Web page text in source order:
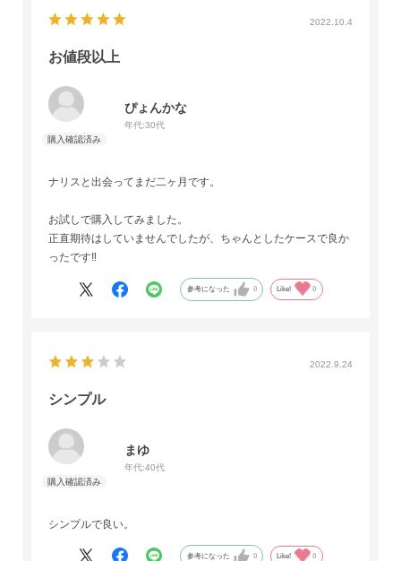
2022.10.4
お値段以上
ぴょんかな
年代:30代
ナリスと出会ってまだ二ヶ月です。
お試しで購入してみました。
正直期待はしていませんでしたが、ちゃんとしたケースで良か
ったです‼️
参考になった 0 Like! 0
2022.9.24
シンプル
まゆ
年代:40代
シンプルで良い。
参考になった 0 Like! 0